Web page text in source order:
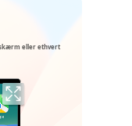
eller ethvert